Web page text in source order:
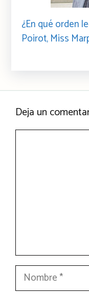
¿En qué orden
Poirot, Miss
Deja un
Nombre